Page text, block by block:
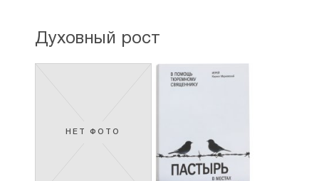
Духовный рост
НЕТ ФОТО